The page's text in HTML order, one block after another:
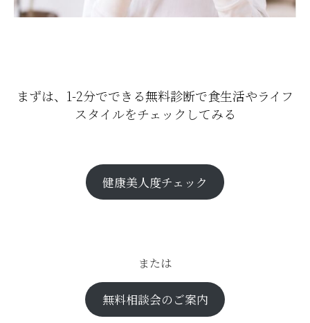
まずは、1-2分でできる無料診断で食生活やライフ
スタイルをチェックしてみる
健康美人度チェック
または
無料相談会のご案内